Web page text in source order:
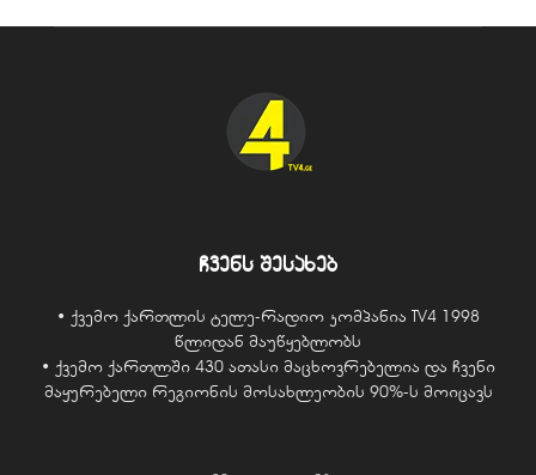
ჩვენს შესახებ
• ქვემო ქართლის ტელე-რადიო კომპანია TV4 1998
წლიდან მაუწყებლობს
• ქვემო ქართლში 430 ათასი მაცხოვრებელია და ჩვენი
მაყურებელი რეგიონის მოსახლეობის 90%-ს მოიცავს